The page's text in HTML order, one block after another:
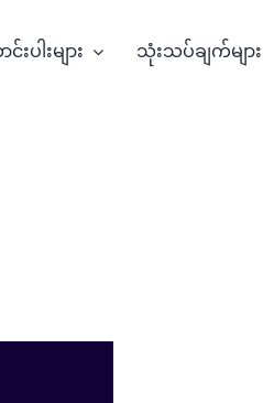
းပါးများ သုံးသပ်ချက်များ